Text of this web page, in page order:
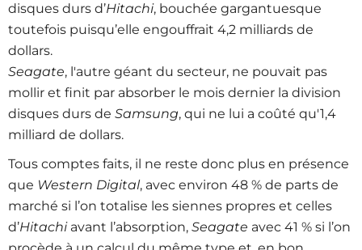
disques durs d’Hitachi, bouchée gargantuesque
toutefois puisqu’elle engouffrait 4,2 milliards de
dollars.
Seagate, l'autre géant du secteur, ne pouvait pas
mollir et finit par absorber le mois dernier la division
disques durs de Samsung, qui ne lui a coûté qu'1,4
milliard de dollars.
Tous comptes faits, il ne reste donc plus en présence
que Western Digital, avec environ 48 % de parts de
marché si l’on totalise les siennes propres et celles
d’Hitachi avant l’absorption, Seagate avec 41 % si l’on